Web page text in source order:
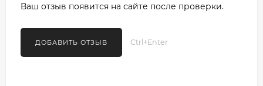
Ваш отзыв появится на сайте после проверки.
Ctrl+Enter